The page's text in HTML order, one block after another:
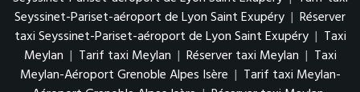
Seyssinet-Pariset-aéroport de Lyon Saint Exupéry | Réserver
taxi Seyssinet-Pariset-aéroport de Lyon Saint Exupéry | Taxi
Meylan | Tarif taxi Meylan | Réserver taxi Meylan | Taxi
Meylan-Aéroport Grenoble Alpes Isère | Tarif taxi Meylan-